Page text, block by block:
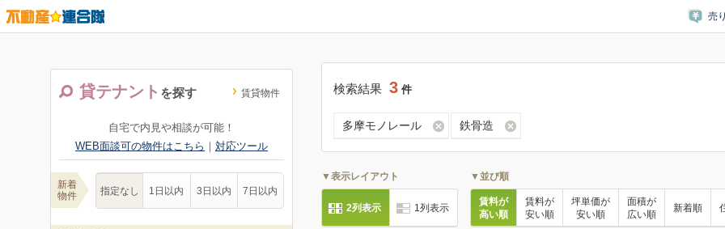
売
貸テナント を探す 賃貸物件
自宅で内見や相談が可能！
WEB面談可の物件はこちら ｜ 対応ツール
新着
物件
指定なし 1日以内 3日以内 7日以内
検索結果 3 件
多摩モノレール 鉄骨造
▼表示レイアウト
2列表示 1列表示
▼並び順
賃料が
高い順
賃料が
安い順
坪単価が
安い順
面積が
広い順
新着順